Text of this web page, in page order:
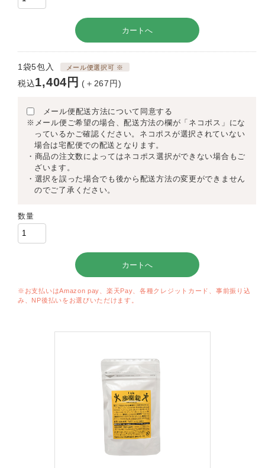
1袋5包入 メール便選択可 ※
税込1,404円 (＋267円)
メール便配送方法について同意する
※メール便ご希望の場合、配送方法の欄が「ネコポス」にな
っているかご確認ください。ネコポスが選択されていない
場合は宅配便での配送となります。
・商品の注文数によってはネコポス選択ができない場合もご
ざいます。
・選択を誤った場合でも後から配送方法の変更ができません
のでご了承ください。
数量
※お支払いはAmazon pay、楽天Pay、各種クレジットカード、事前振り込
み、NP後払いをお選びいただけます。